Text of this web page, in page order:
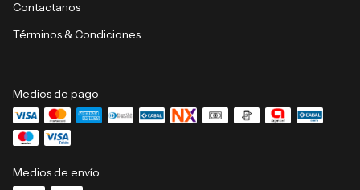
Contactanos
Términos & Condiciones
Medios de pago
Medios de envío